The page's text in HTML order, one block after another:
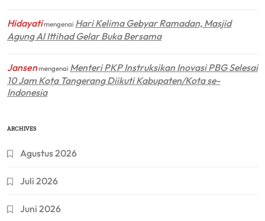
Hidayatimengenai Hari Kelima Gebyar Ramadan, Masjid
Agung Al Ittihad Gelar Buka Bersama
Jansenmengenai Menteri PKP Instruksikan Inovasi PBG Selesai
10 Jam Kota Tangerang Diikuti Kabupaten/Kota se-
Indonesia
ARCHIVES
Agustus 2026
Juli 2026
Juni 2026